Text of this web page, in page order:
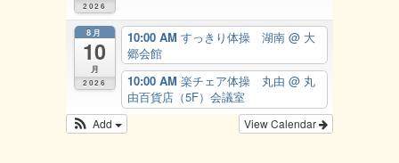
2026
8月
10
月
2026
10:00 AM すっきり体操 湖南 @ 大
郷会館
10:00 AM 楽チェア体操 丸由 @ 丸
由百貨店（5F）会議室
View Calendar
Add